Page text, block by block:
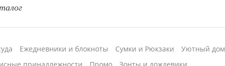
Ежедневники и блокноты Сумки и Рюкзаки
Уютный дом